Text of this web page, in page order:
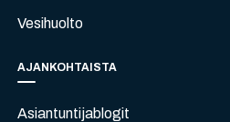
Vesihuolto
AJANKOHTAISTA
Asiantuntijablogit